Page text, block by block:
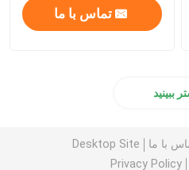
تماس با ما
ببینید
با ما
Desktop Site
Privacy Policy